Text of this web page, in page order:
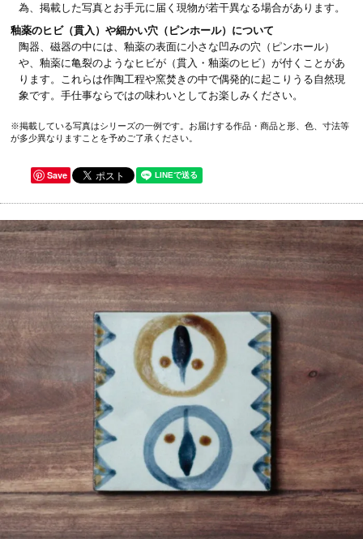
為、掲載した写真とお手元に届く現物が若干異なる場合があります。
釉薬のヒビ（貫入）や細かい穴（ピンホール）について
陶器、磁器の中には、釉薬の表面に小さな凹みの穴（ピンホール）
や、釉薬に亀裂のようなヒビが（貫入・釉薬のヒビ）が付くことがあ
ります。これらは作陶工程や窯焚きの中で偶発的に起こりうる自然現
象です。手仕事ならではの味わいとしてお楽しみください。
※掲載している写真はシリーズの一例です。お届けする作品・商品と形、色、寸法等
が多少異なりますことを予めご了承ください。
Save